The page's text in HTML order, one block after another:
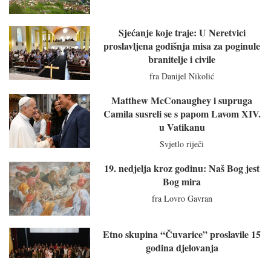
Sjećanje koje traje: U Neretvici
proslavljena godišnja misa za poginule
branitelje i civile
fra Danijel Nikolić
Matthew McConaughey i supruga
Camila susreli se s papom Lavom XIV.
u Vatikanu
Svjetlo riječi
19. nedjelja kroz godinu: Naš Bog jest
Bog mira
fra Lovro Gavran
Etno skupina “Čuvarice” proslavile 15
godina djelovanja